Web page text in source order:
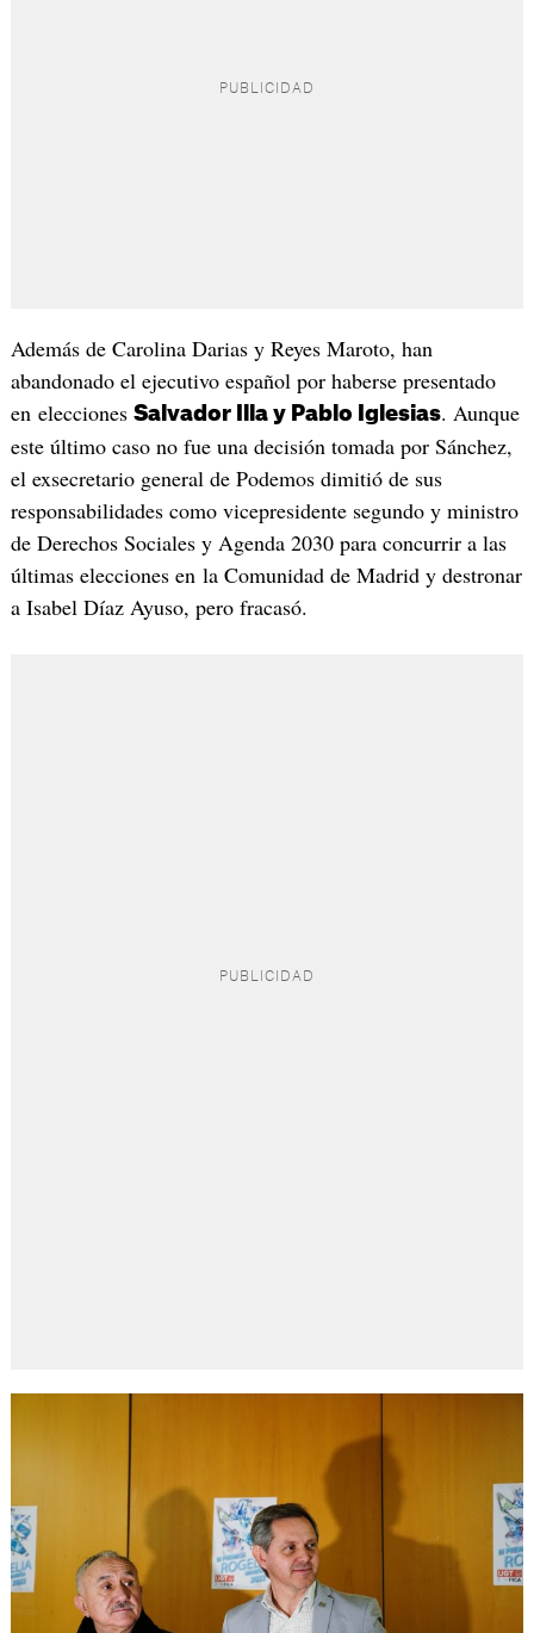
Además de Carolina Darias y Reyes Maroto, han
abandonado el ejecutivo español por haberse presentado
en elecciones Salvador Illa y Pablo Iglesias. Aunque
este último caso no fue una decisión tomada por Sánchez,
el exsecretario general de Podemos dimitió de sus
responsabilidades como vicepresidente segundo y ministro
de Derechos Sociales y Agenda 2030 para concurrir a las
últimas elecciones en la Comunidad de Madrid y destronar
a Isabel Díaz Ayuso, pero fracasó.